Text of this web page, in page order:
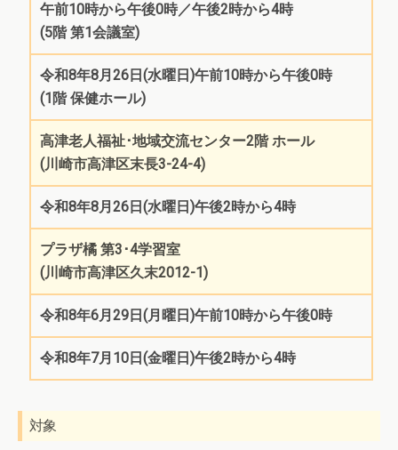
午前10時から午後0時／午後2時から4時
(5階 第1会議室)
令和8年8月26日(水曜日)午前10時から午後0時
(1階 保健ホール)
高津老人福祉･地域交流センター2階 ホール
(川崎市高津区末長3-24-4)
令和8年8月26日(水曜日)午後2時から4時
プラザ橘 第3･4学習室
(川崎市高津区久末2012-1)
令和8年6月29日(月曜日)午前10時から午後0時
令和8年7月10日(金曜日)午後2時から4時
対象